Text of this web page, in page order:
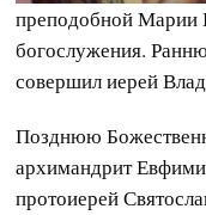
преподобной Марии
богослужения.
совершил иерей
Позднюю
архимандрит
протоиерей